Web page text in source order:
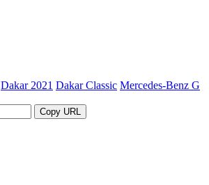
Dakar 2021 Dakar Classic Mercedes-Benz G
Copy URL